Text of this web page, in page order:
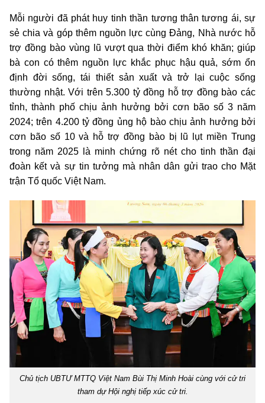
Mỗi người đã phát huy tinh thần tương thân tương ái, sự
sẻ chia và góp thêm nguồn lực cùng Đảng, Nhà nước hỗ
trợ đồng bào vùng lũ vượt qua thời điểm khó khăn; giúp
bà con có thêm nguồn lực khắc phục hậu quả, sớm ổn
định đời sống, tái thiết sản xuất và trở lại cuộc sống
thường nhật. Với trên 5.300 tỷ đồng hỗ trợ đồng bào các
tỉnh, thành phố chịu ảnh hưởng bởi cơn bão số 3 năm
2024; trên 4.200 tỷ đồng ủng hộ bào chịu ảnh hưởng bởi
cơn bão số 10 và hỗ trợ đồng bào bị lũ lụt miền Trung
trong năm 2025 là minh chứng rõ nét cho tinh thần đại
đoàn kết và sự tin tưởng mà nhân dân gửi trao cho Mặt
trận Tổ quốc Việt Nam.
Chủ tịch UBTƯ MTTQ Việt Nam Bùi Thị Minh Hoài cùng với cử tri
tham dự Hội nghị tiếp xúc cử tri.